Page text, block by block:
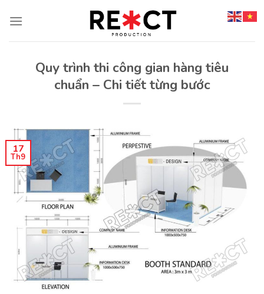
đến
Quy trình thi công gian hàng tiêu
chuẩn – Chi tiết từng bước
17
Th9